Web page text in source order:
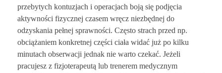
przebytych kontuzjach i operacjach boją się podjęcia
aktywności fizycznej czasem wręcz niezbędnej do
odzyskania pełnej sprawności. Często strach przed np.
obciążaniem konkretnej części ciała widać już po kilku
minutach obserwacji jednak nie warto czekać. Jeżeli
pracujesz z fizjoterapeutą lub trenerem medycznym